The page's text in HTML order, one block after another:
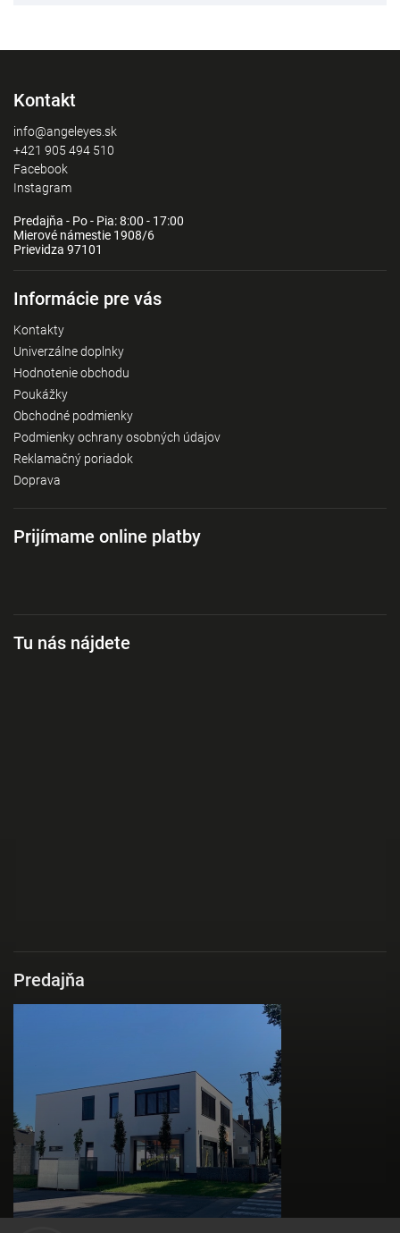
Kontakt
info@angeleyes.sk
+421 905 494 510
Facebook
Instagram
Predajňa - Po - Pia: 8:00 - 17:00
Mierové námestie 1908/6
Prievidza 97101
Informácie pre vás
Kontakty
Univerzálne doplnky
Hodnotenie obchodu
Poukážky
Obchodné podmienky
Podmienky ochrany osobných údajov
Reklamačný poriadok
Doprava
Prijímame online platby
Tu nás nájdete
Predajňa